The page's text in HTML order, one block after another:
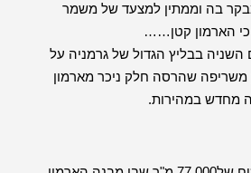
בה וממתין למצעד של משמר
הארמון קטן……
בבליץ הגדול של גרמניה על
משריפה שהרסה חלק ניכר מארמון
מחדש במהירות.